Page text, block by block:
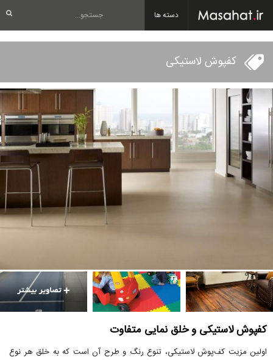
دسته ها
کفپوش لاستیکی
کفپوش لاستیکی و خلق نمایی متفاوت
اولین مزیت کف‌پوش لاستیکی، تنوع رنگ و طرح آن است که به خلق هر نوع